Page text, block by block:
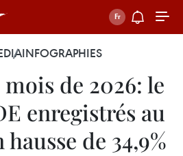
INFOGRAPHIES
de 2026: le
enregistrés au
de 34,9%